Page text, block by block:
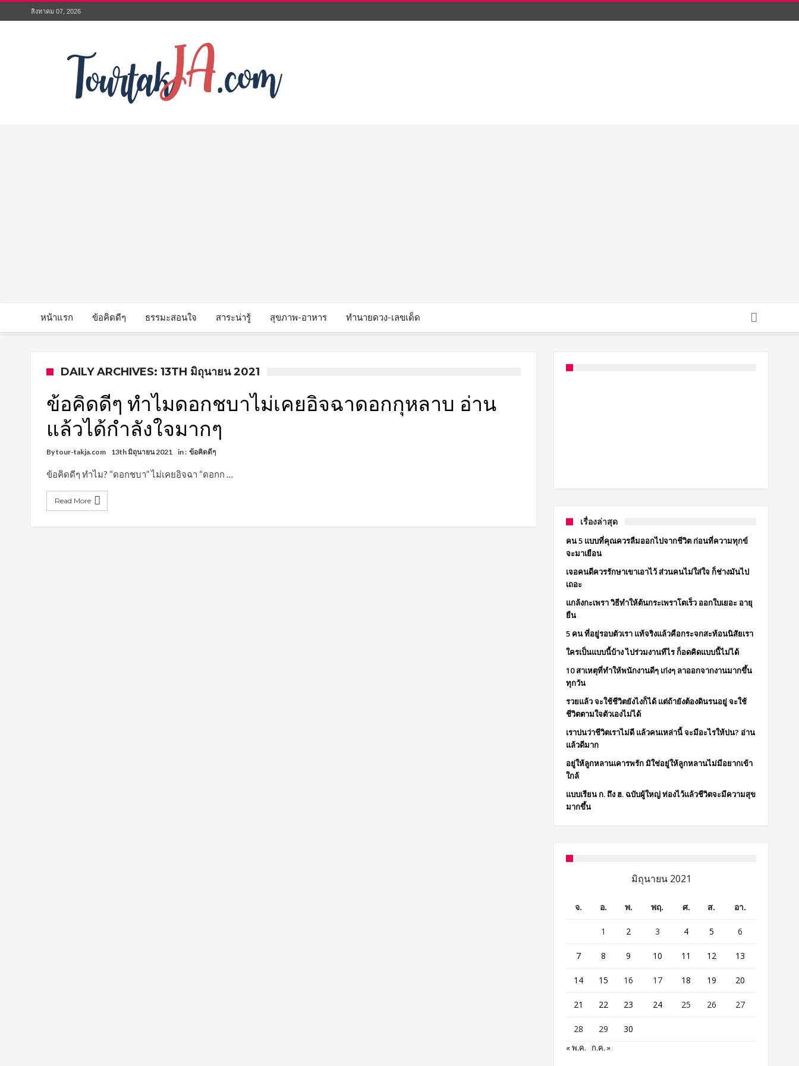
สิงหาคม 07, 2026
หน้าแรก ข้อคิดดีๆ ธรรมะสอนใจ สาระน่ารู้ สุขภาพ-อาหาร ทำนายดวง-เลขเด็ด
DAILY ARCHIVES: 13TH มิถุนายน 2021
ข้อคิดดีๆ ทำไมดอกชบาไม่เคยอิจฉาดอกกุหลาบ อ่าน
แล้วได้กำลังใจมากๆ
Bytour-takja.com 13th มิถุนายน 2021 in : ข้อคิดดีๆ
ข้อคิดดีๆ ทำไม? “ดอกชบา” ไม่เคยอิจฉา “ดอกก …
Read More
เรื่องล่าสุด
คน 5 แบบที่คุณควรลืมออกไปจากชีวิต ก่อนที่ความทุกข์
จะมาเยือน
เจอคนดีควรรักษาเขาเอาไว้ ส่วนคนไม่ใส่ใจ ก็ช่างมันไป
เถอะ
แกล้งกะเพรา วิธีทำให้ต้นกระเพราโตเร็ว ออกใบเยอะ อายุ
ยืน
5 คน ที่อยู่รอบตัวเรา แท้จริงแล้วคือกระจกสะท้อนนิสัยเรา
ใครเป็นแบบนี้บ้าง ไปร่วมงานทีไร ก็อดคิดแบบนี้ไม่ได้
10 สาเหตุที่ทำให้พนักงานดีๆ เก่งๆ ลาออกจากงานมากขึ้น
ทุกวัน
รวยแล้ว จะใช้ชีวิตยังไงก็ได้ แต่ถ้ายังต้องดินรนอยู่ จะใช้
ชีวิตตามใจตัวเองไม่ได้
เราบ่นว่าชีวิตเราไม่ดี แล้วคนเหล่านี้ จะมีอะไรให้บ่น? อ่าน
แล้วดีมาก
อยู่ให้ลูกหลานเคารพรัก มิใช่อยู่ให้ลูกหลานไม่มีอยากเข้า
ใกล้
แบบเรียน ก. ถึง ฮ. ฉบับผู้ใหญ่ ท่องไว้แล้วชีวิตจะมีความสุข
มากขึ้น
มิถุนายน 2021
จ. อ. พ. พฤ. ศ. ส. อา.
1 2 3 4 5 6
7 8 9 10 11 12 13
14 15 16 17 18 19 20
21 22 23 24 25 26 27
28 29 30
« พ.ค. ก.ค. »